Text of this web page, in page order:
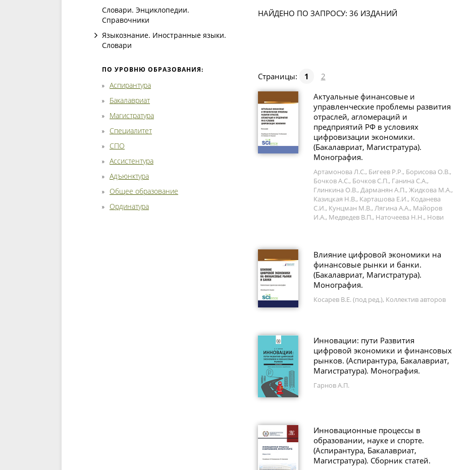
Словари. Энциклопедии.
Справочники
Языкознание. Иностранные языки.
Словари
ПО УРОВНЮ ОБРАЗОВАНИЯ:
Аспирантура
Бакалавриат
Магистратура
Специалитет
СПО
Ассистентура
Адъюнктура
Общее образование
Ординатура
НАЙДЕНО ПО ЗАПРОСУ: 36 ИЗДАНИЙ
Страницы: 1
2
Актуальные финансовые и
управленческие проблемы развития
отраслей, агломераций и
предприятий РФ в условиях
цифровизации экономики.
(Бакалавриат, Магистратура).
Монография.
Артамонова Л.С., Бигеев Р.Р., Борисова О.В.,
Бочков А.С., Бочков С.П., Ганина С.А.,
Глинкина О.В., Дарманян А.П., Жидкова М.А.,
Казицкая Н.В., Карташова Е.И., Коданева
С.И., Кунцман М.В., Лягина А.А., Майоров
И.А., Медведев В.П., Наточеева Н.Н., Нови
Влияние цифровой экономики на
финансовые рынки и банки.
(Бакалавриат, Магистратура).
Монография.
Косарев В.Е. (под ред.), Коллектив авторов
Инновации: пути Развития
цифровой экономики и финансовых
рынков. (Аспирантура, Бакалавриат,
Магистратура). Монография.
Гарнов А.П.
Инновационные процессы в
образовании, науке и спорте.
(Аспирантура, Бакалавриат,
Магистратура). Сборник статей.